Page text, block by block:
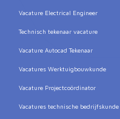
Vacature Electrical Engineer
Technisch tekenaar vacature
Vacature Autocad Tekenaar
Vacatures Werktuigbouwkunde
Vacature Projectcoördinator
Vacatures technische bedrijfskunde